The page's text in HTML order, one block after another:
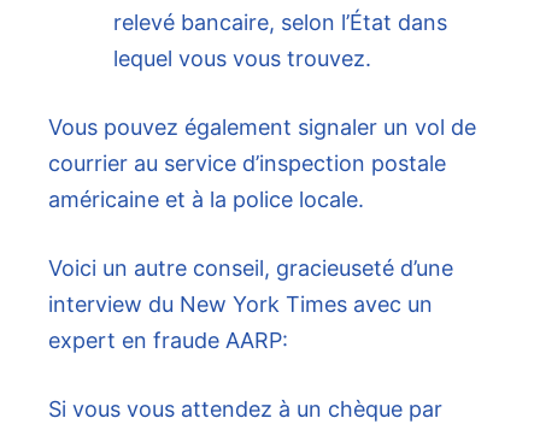
relevé bancaire, selon l’État dans
lequel vous vous trouvez.
Vous pouvez également signaler un vol de
courrier au service d’inspection postale
américaine et à la police locale.
Voici un autre conseil, gracieuseté d’une
interview du New York Times avec un
expert en fraude AARP:
Si vous vous attendez à un chèque par